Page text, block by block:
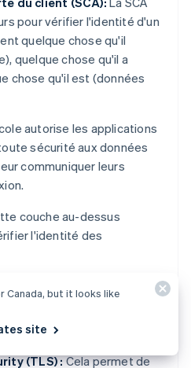
pour vérifier l'identité d'un
quelque chose qu'il
quelque chose qu'il a
chose qu'il est (données
autorise les applications
sécurité aux données
communiquer leurs
couche au-dessus
l'identité des
(TLS) :Cela permet de
Canada, but it looks like
site